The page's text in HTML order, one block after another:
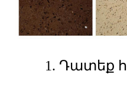
1. Դատեք